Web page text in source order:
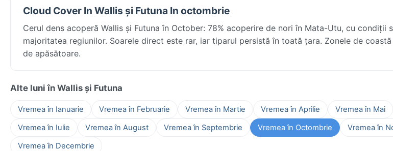
Cloud Cover In Wallis și Futuna In octombrie
Cerul dens acoperă Wallis și Futuna în October: 78% acoperire de nori în Mata-Utu, cu condiții
majoritatea regiunilor. Soarele direct este rar, iar tiparul persistă în toată țara. Zonele de
de apăsătoare.
Alte luni în Wallis și Futuna
Vremea în Ianuarie Vremea în Februarie Vremea în Martie Vremea în Aprilie Vremea în Mai
Vremea în Iulie
Vremea în August Vremea în Septembrie Vremea în Octombrie
Vremea în
Vremea în Decembrie